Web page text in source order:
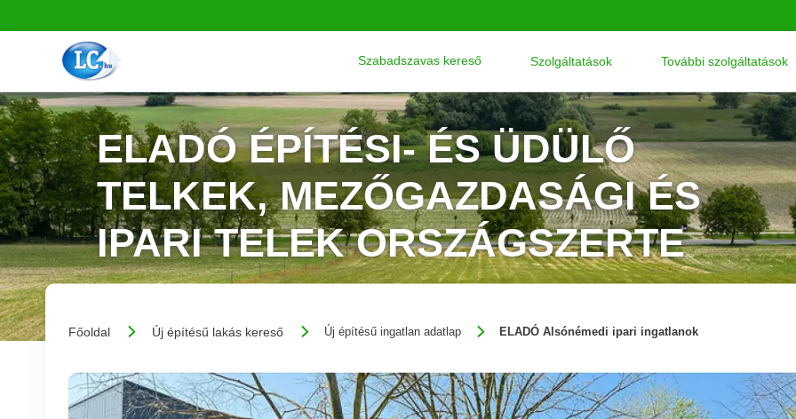
Szabadszavas kereső Szolgáltatások További szolgáltatások
ELADÓ ÉPÍTÉSI- ÉS ÜDÜLŐ
TELKEK, MEZŐGAZDASÁGI ÉS
IPARI TELEK ORSZÁGSZERTE
Főoldal Új építésű lakás kereső Új építésű ingatlan adatlap ELADÓ Alsónémedi ipari ingatlanok